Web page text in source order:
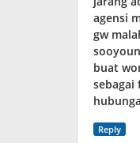
agensi
gw
buat
sebagai
Reply